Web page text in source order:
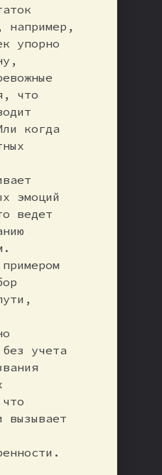
например,
упорно
что
когда
эмоций
ведет
учета
вызывает